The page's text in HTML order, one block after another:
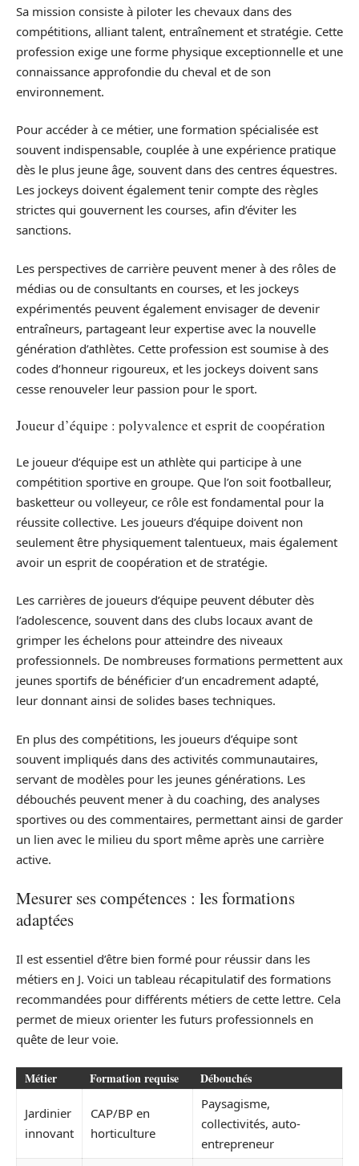
Sa mission consiste à piloter les chevaux dans des
compétitions, alliant talent, entraînement et stratégie. Cette
profession exige une forme physique exceptionnelle et une
connaissance approfondie du cheval et de son
environnement.
Pour accéder à ce métier, une formation spécialisée est
souvent indispensable, couplée à une expérience pratique
dès le plus jeune âge, souvent dans des centres équestres.
Les jockeys doivent également tenir compte des règles
strictes qui gouvernent les courses, afin d’éviter les
sanctions.
Les perspectives de carrière peuvent mener à des rôles de
médias ou de consultants en courses, et les jockeys
expérimentés peuvent également envisager de devenir
entraîneurs, partageant leur expertise avec la nouvelle
génération d’athlètes. Cette profession est soumise à des
codes d’honneur rigoureux, et les jockeys doivent sans
cesse renouveler leur passion pour le sport.
Joueur d’équipe : polyvalence et esprit de coopération
Le joueur d’équipe est un athlète qui participe à une
compétition sportive en groupe. Que l’on soit footballeur,
basketteur ou volleyeur, ce rôle est fondamental pour la
réussite collective. Les joueurs d’équipe doivent non
seulement être physiquement talentueux, mais également
avoir un esprit de coopération et de stratégie.
Les carrières de joueurs d’équipe peuvent débuter dès
l’adolescence, souvent dans des clubs locaux avant de
grimper les échelons pour atteindre des niveaux
professionnels. De nombreuses formations permettent aux
jeunes sportifs de bénéficier d’un encadrement adapté,
leur donnant ainsi de solides bases techniques.
En plus des compétitions, les joueurs d’équipe sont
souvent impliqués dans des activités communautaires,
servant de modèles pour les jeunes générations. Les
débouchés peuvent mener à du coaching, des analyses
sportives ou des commentaires, permettant ainsi de garder
un lien avec le milieu du sport même après une carrière
active.
Mesurer ses compétences : les formations
adaptées
Il est essentiel d’être bien formé pour réussir dans les
métiers en J. Voici un tableau récapitulatif des formations
recommandées pour différents métiers de cette lettre. Cela
permet de mieux orienter les futurs professionnels en
quête de leur voie.
Métier Formation requise Débouchés
Jardinier
innovant
CAP/BP en
horticulture
Paysagisme,
collectivités, auto-
entrepreneur